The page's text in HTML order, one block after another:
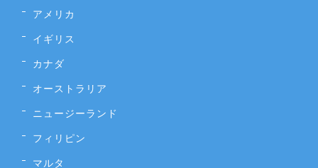
アメリカ
イギリス
カナダ
オーストラリア
ニュージーランド
フィリピン
マルタ